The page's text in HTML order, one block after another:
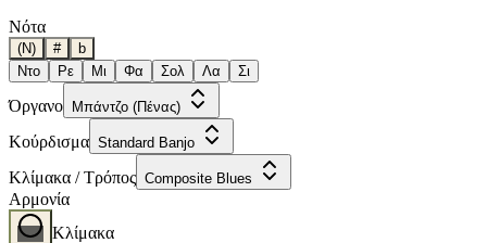
Νότα
(N) #
b
Ντο
Ρε Μι Φα Σολ Λα Σι
Όργανο Μπάντζο (Πένας)
Κούρδισμα Standard Banjo
Κλίμακα / Τρόπος Composite Blues
Αρμονία
Κλίμακα